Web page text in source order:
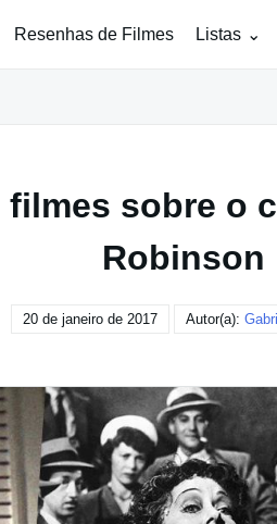
Resenhas de Filmes Listas
filmes sobre o
Robinson
20 de janeiro de 2017 Autor(a):